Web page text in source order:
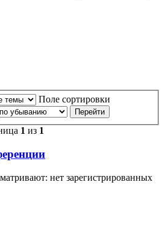
Поле сортировки
1 из 1
нет зарегистрированных